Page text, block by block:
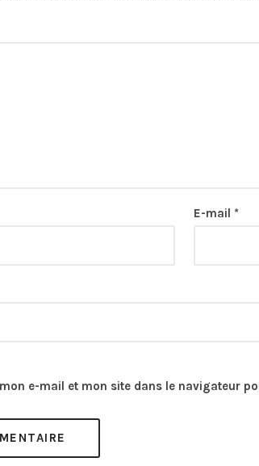
E-mail *
e-mail et mon site dans le navigateur